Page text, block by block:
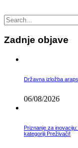
for
Zadnje objave
Državna izložba
06/08/2026
Priznanje za
kategoriji Preživači!